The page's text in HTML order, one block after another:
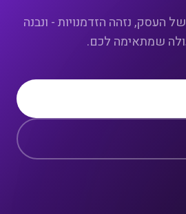
העסק, נזהה הזדמנויות - ונבנה
שמתאימה לכם.